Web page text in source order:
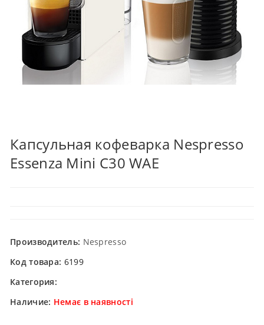
Капсульная кофеварка Nespresso
Essenza Mini C30 WAE
Производитель: Nespresso
Код товара: 6199
Категория:
Наличие: Немає в наявності